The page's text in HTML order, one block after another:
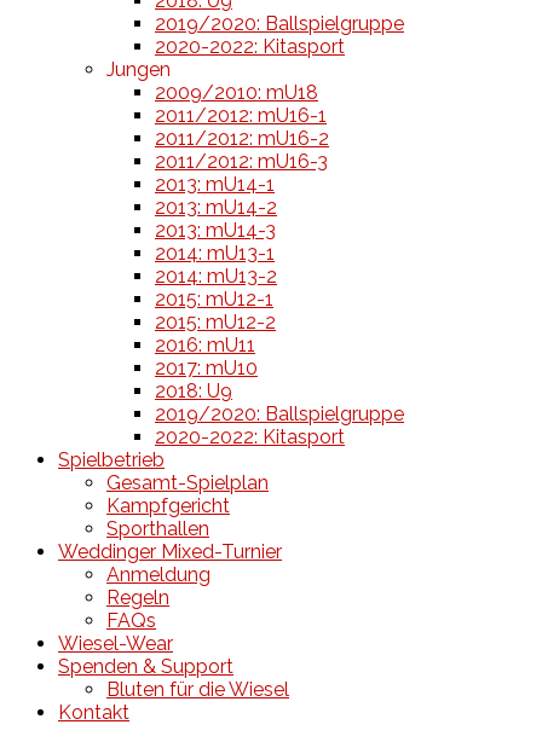
2019/2020: Ballspielgruppe
2020-2022: Kitasport
Jungen
2009/2010: mU18
2011/2012: mU16-1
2011/2012: mU16-2
2011/2012: mU16-3
2013: mU14-1
2013: mU14-2
2013: mU14-3
2014: mU13-1
2014: mU13-2
2015: mU12-1
2015: mU12-2
2016: mU11
2017: mU10
2018: U9
2019/2020: Ballspielgruppe
2020-2022: Kitasport
Spielbetrieb
Gesamt-Spielplan
Kampfgericht
Sporthallen
Weddinger Mixed-Turnier
Anmeldung
Regeln
FAQs
Wiesel-Wear
Spenden & Support
Bluten für die Wiesel
Kontakt